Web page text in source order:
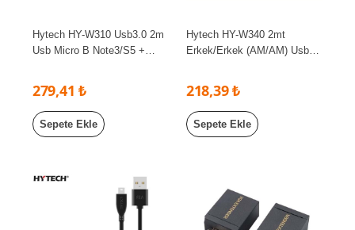
Hytech HY-W310 Usb3.0 2m
Usb Micro B Note3/S5 +
279,41 ₺
Sepete Ekle
Hytech HY-W340 2mt
Erkek/Erkek (AM/AM) Usb
218,39 ₺
Sepete Ekle